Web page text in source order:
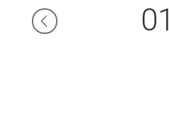
01